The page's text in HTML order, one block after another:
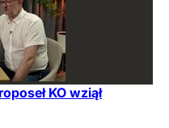
KO wziął